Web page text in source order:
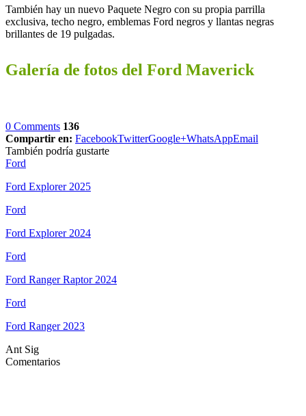
También hay un nuevo Paquete Negro con su propia parrilla
exclusiva, techo negro, emblemas Ford negros y llantas negras
brillantes de 19 pulgadas.
Galería de fotos del Ford Maverick
0 Comments 136
Compartir en: FacebookTwitterGoogle+WhatsAppEmail
También podría gustarte
Ford
Ford Explorer 2025
Ford
Ford Explorer 2024
Ford
Ford Ranger Raptor 2024
Ford
Ford Ranger 2023
Ant Sig
Comentarios